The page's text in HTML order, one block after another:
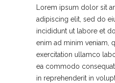
Lorem ipsum dolor sit
adipiscing elit, sed do
incididunt ut labore et
enim ad minim veniam,
exercitation ullamco
ea commodo
in reprehenderit in